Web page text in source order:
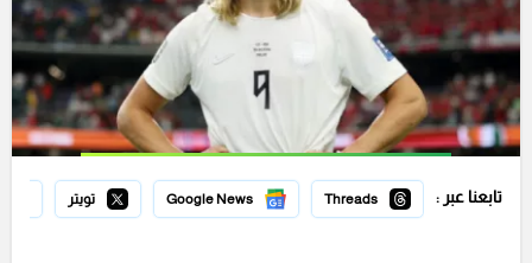
تابعنا عبر : Threads
Google News تويتر